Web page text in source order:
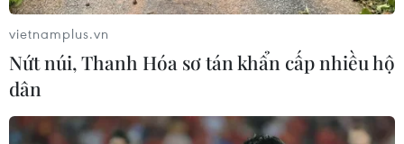
vietnamplus.vn
Nứt núi, Thanh Hóa sơ tán khẩn cấp nhiều hộ
dân